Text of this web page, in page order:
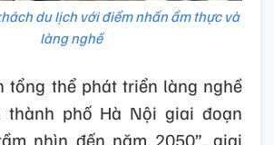
du lịch với điểm nhấn ẩm thực và
làng nghề
tổng thể phát triển làng nghề
thành phố Hà Nội giai đoạn
nhìn đến năm 2050”, giai